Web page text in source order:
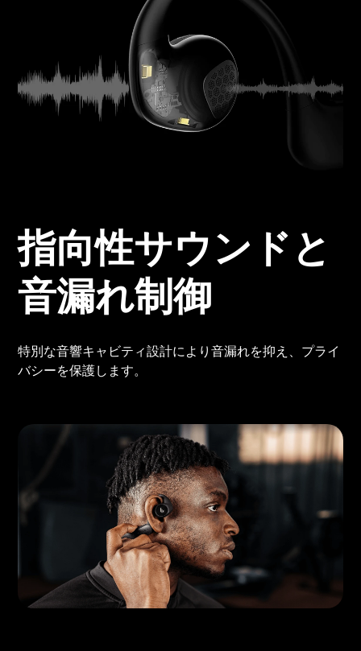
指向性サウンドと
音漏れ制御
特別な音響キャビティ設計により音漏れを抑え、プライ
バシーを保護します。